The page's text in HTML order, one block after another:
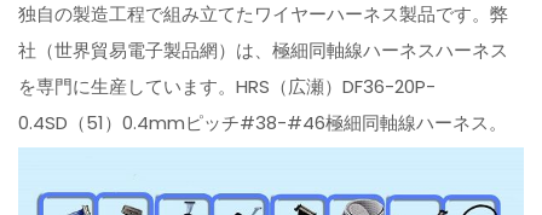
独自の製造工程で組み立てたワイヤーハーネス製品です。弊
社（世界貿易電子製品網）は、極細同軸線ハーネスハーネス
を専門に生産しています。HRS（広瀬）DF36-20P-
0.4SD（51）0.4mmピッチ#38-#46極細同軸線ハーネス。